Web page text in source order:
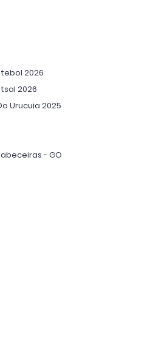
2026
2026
Urucuia 2025
- GO